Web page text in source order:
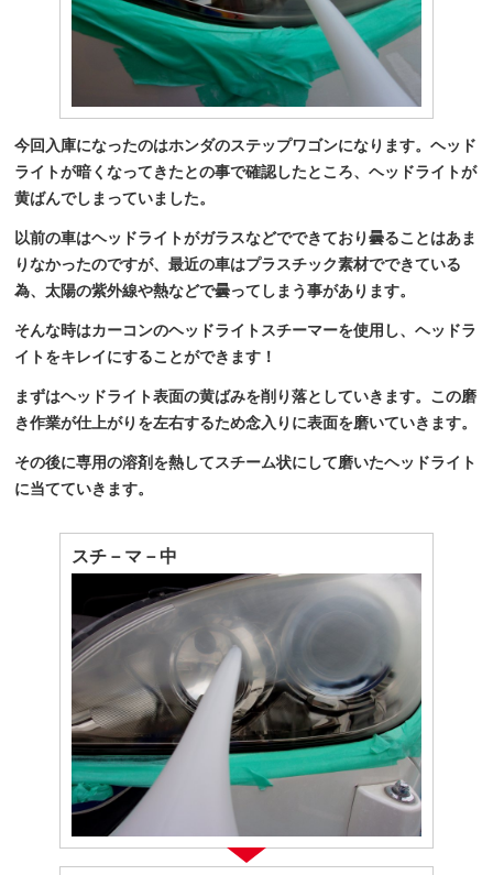
今回入庫になったのはホンダのステップワゴンになります。ヘッド
ライトが暗くなってきたとの事で確認したところ、ヘッドライトが
黄ばんでしまっていました。
以前の車はヘッドライトがガラスなどでできており曇ることはあま
りなかったのですが、最近の車はプラスチック素材でできている
為、太陽の紫外線や熱などで曇ってしまう事があります。
そんな時はカーコンのヘッドライトスチーマーを使用し、ヘッドラ
イトをキレイにすることができます！
まずはヘッドライト表面の黄ばみを削り落としていきます。この磨
き作業が仕上がりを左右するため念入りに表面を磨いていきます。
その後に専用の溶剤を熱してスチーム状にして磨いたヘッドライト
に当てていきます。
スチ－マ－中